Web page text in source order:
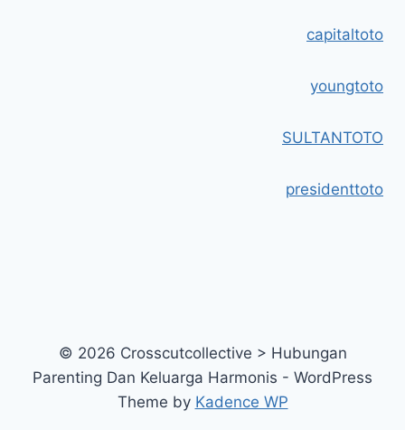
capitaltoto
youngtoto
SULTANTOTO
presidenttoto
© 2026 Crosscutcollective > Hubungan
Parenting Dan Keluarga Harmonis - WordPress
Theme by Kadence WP